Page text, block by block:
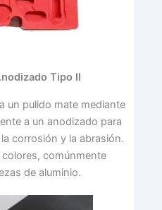
Tipo II
un pulido mate mediante
a un anodizado para
corrosión y la abrasión.
comúnmente
de aluminio.